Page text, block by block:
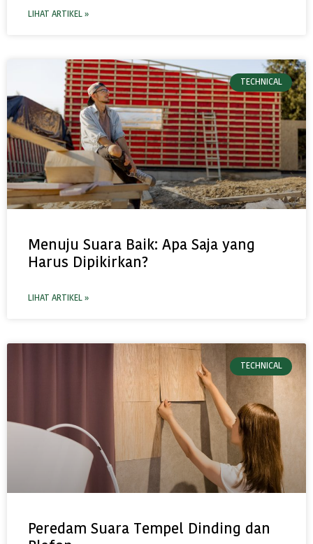
LIHAT ARTIKEL »
TECHNICAL
Menuju Suara Baik: Apa Saja yang
Harus Dipikirkan?
LIHAT ARTIKEL »
TECHNICAL
Peredam Suara Tempel Dinding dan